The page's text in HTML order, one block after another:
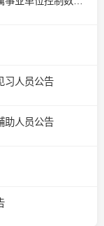
习人员公告
助人员公告